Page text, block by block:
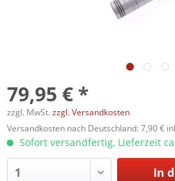
79,95 € *
zzgl. MwSt. zzgl. Versandkosten
Versandkosten nach Deutschland: 7,90 €
Sofort versandfertig, Lieferzeit
In